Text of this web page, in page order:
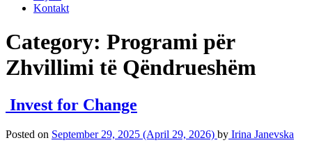
Kontakt
Category: Programi për
Zhvillimi të Qëndrueshëm
Invest for Change
Posted on September 29, 2025 (April 29, 2026) by Irina Janevska